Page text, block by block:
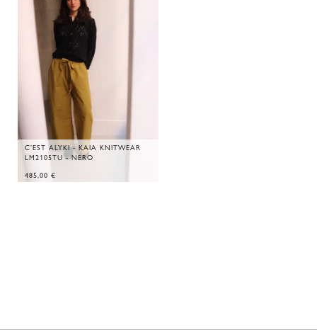
C'EST ALYKI - KAIA KNITWEAR
LM2105TU - NERO
485,00 €